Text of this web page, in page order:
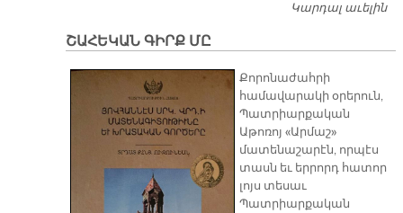
Կարդալ աւելին
ՇԱՀԵԿԱՆ ԳԻՐՔ ՄԸ
Քորոնաժահրի
համավարակի օրերուն,
Պատրիարքական
Աթոռոյ «Արմաշ»
մատենաշարէն, որպէս
տասն եւ երրորդ հատոր
լոյս տեսաւ
Պատրիարքական